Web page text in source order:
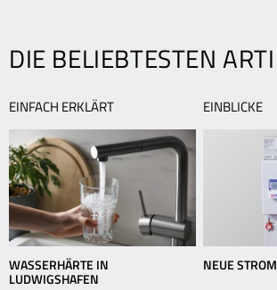
DIE BELIEBTESTEN
EINFACH ERKLÄRT
WASSERHÄRTE IN
LUDWIGSHAFEN
EINBLICKE
NEUE